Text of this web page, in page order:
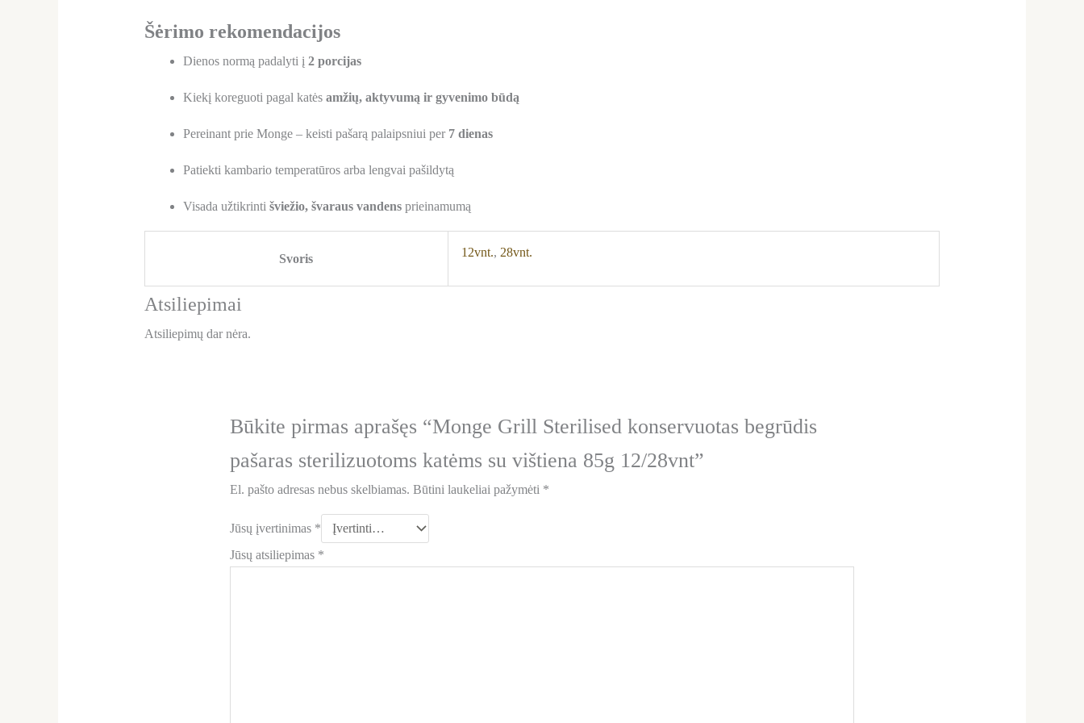
Šėrimo rekomendacijos
Dienos normą padalyti į 2 porcijas
Kiekį koreguoti pagal katės amžių, aktyvumą ir gyvenimo būdą
Pereinant prie Monge – keisti pašarą palaipsniui per 7 dienas
Patiekti kambario temperatūros arba lengvai pašildytą
Visada užtikrinti šviežio, švaraus vandensprieinamumą
Svoris 12vnt., 28vnt.
Atsiliepimai
Atsiliepimų dar nėra.
Būkite pirmas aprašęs “Monge Grill Sterilised konservuotas begrūdis
pašaras sterilizuotoms katėms su vištiena 85g 12/28vnt”
El. pašto adresas nebus skelbiamas. Būtini laukeliai pažymėti *
Jūsų įvertinimas *
Jūsų atsiliepimas *